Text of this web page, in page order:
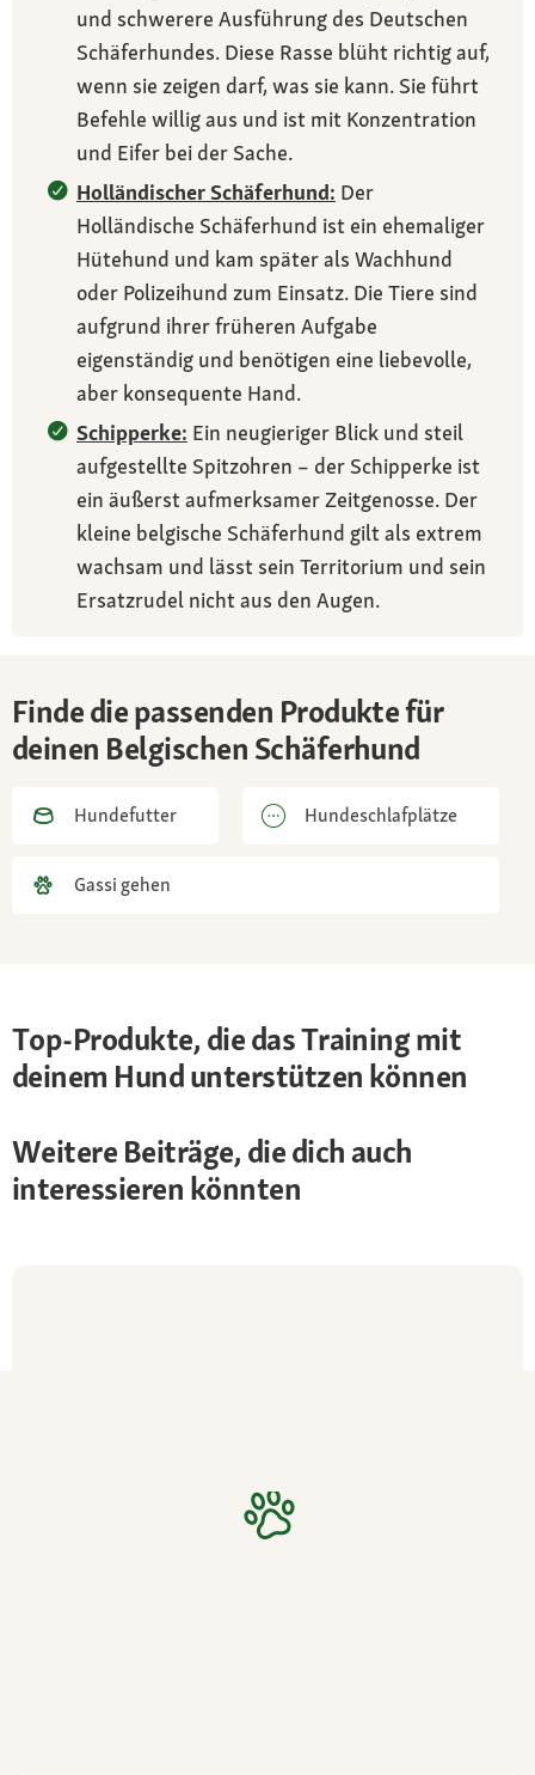
und schwerere Ausführung des Deutschen
Schäferhundes. Diese Rasse blüht richtig auf,
wenn sie zeigen darf, was sie kann. Sie führt
Befehle willig aus und ist mit Konzentration
und Eifer bei der Sache.
Holländischer Schäferhund: Der
Holländische Schäferhund ist ein ehemaliger
Hütehund und kam später als Wachhund
oder Polizeihund zum Einsatz. Die Tiere sind
aufgrund ihrer früheren Aufgabe
eigenständig und benötigen eine liebevolle,
aber konsequente Hand.
Schipperke: Ein neugieriger Blick und steil
aufgestellte Spitzohren – der Schipperke ist
ein äußerst aufmerksamer Zeitgenosse. Der
kleine belgische Schäferhund gilt als extrem
wachsam und lässt sein Territorium und sein
Ersatzrudel nicht aus den Augen.
Finde die passenden Produkte für
deinen Belgischen Schäferhund
Hundefutter Hundeschlafplätze
Gassi gehen
Top-Produkte, die das Training mit
deinem Hund unterstützen können
Weitere Beiträge, die dich auch
interessieren könnten